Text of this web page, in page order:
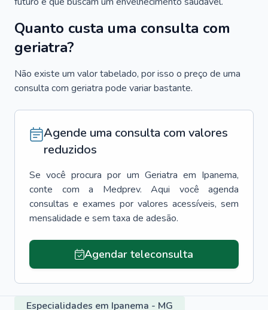
Quanto custa uma consulta com
geriatra?
Não existe um valor tabelado, por isso o preço de uma
consulta com geriatra pode variar bastante.
Agende uma consulta com valores
reduzidos
Se você procura por um Geriatra em Ipanema,
conte com a Medprev. Aqui você agenda
consultas e exames por valores acessíveis, sem
mensalidade e sem taxa de adesão.
Agendar teleconsulta
Especialidades em Ipanema - MG